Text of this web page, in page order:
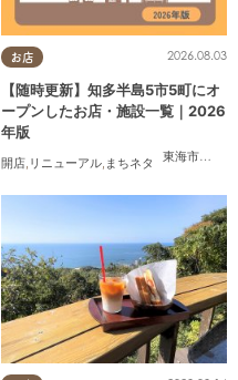
知多市, 東浦町 阿久比町, 半田市,常滑市,武豊
親子 夫婦 家族,カップル,友人
お店
東海市
,大府
2026.08.03
【随時更新】知多半島5市5町にオ
ープンしたお店・施設一覧｜2026
年版
開店 リニューアル まちネタ